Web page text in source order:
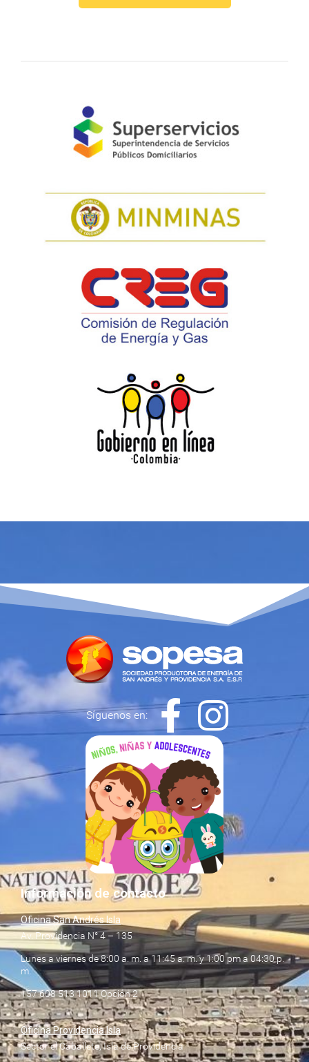
Síguenos en:
Información de contacto
Oficina San Andrés Isla
Av. Providencia N° 4 – 135
Lunes a viernes de 8:00 a. m. a 11:45 a. m. y 1:00 pm a 04:30 p.
m.
+57 608 513 1011 Opción 2
Oficina Providencia Isla
Sector el Caballete, Isla de Providencia